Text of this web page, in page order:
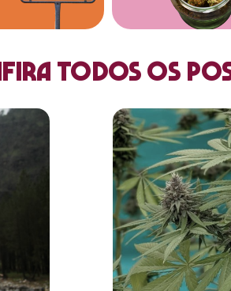
todos os